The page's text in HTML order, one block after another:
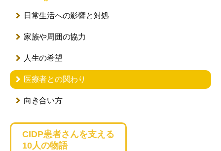
日常生活への影響と対処
家族や周囲の協力
人生の希望
医療者との関わり
向き合い方
CIDP患者さんを支える
10人の物語